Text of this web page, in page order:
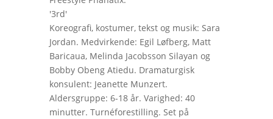
'3rd'
Koreografi, kostumer, tekst og musik: Sara
Jordan. Medvirkende: Egil Løfberg, Matt
Baricaua, Melinda Jacobsson Silayan og
Bobby Obeng Atiedu. Dramaturgisk
konsulent: Jeanette Munzert.
Aldersgruppe: 6-18 år. Varighed: 40
minutter. Turnéforestilling. Set på